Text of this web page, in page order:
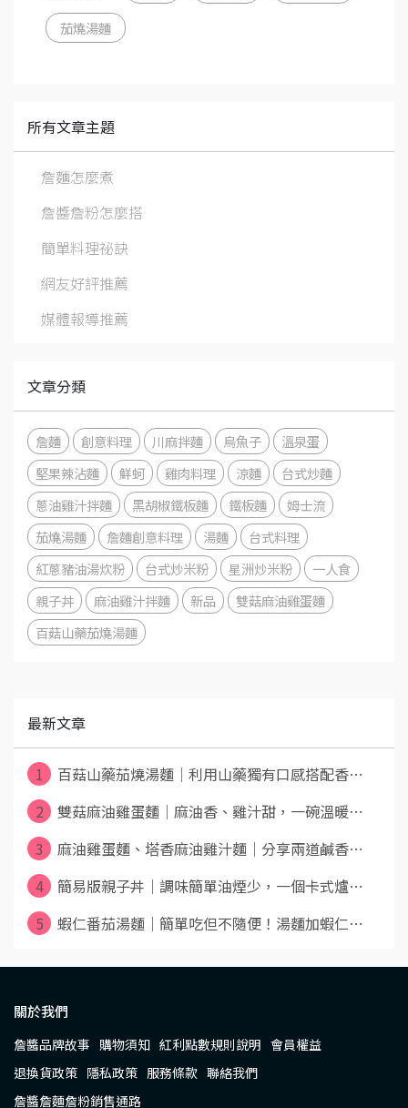
茄燒湯麵
所有文章主題
詹麵怎麼煮
詹醬詹粉怎麼搭
簡單料理祕訣
網友好評推薦
媒體報導推薦
文章分類
詹麵 創意料理 川麻拌麵 烏魚子
溫泉蛋
堅果辣沾麵
鮮蚵 雞肉料理 涼麵
台式炒麵
蔥油雞汁拌麵
黑胡椒鐵板麵 鐵板麵
姆士流
茄燒湯麵
詹麵創意料理 湯麵
台式料理
紅蔥豬油湯炊粉
台式炒米粉 星洲炒米粉
一人食
親子丼
麻油雞汁拌麵 新品
雙菇麻油雞蛋麵
百菇山藥茄燒湯麵
最新文章
1
百菇山藥茄燒湯麵｜利用山藥獨有口感搭配香⋯
2
雙菇麻油雞蛋麵｜麻油香、雞汁甜，一碗溫暖⋯
3
麻油雞蛋麵、塔香麻油雞汁麵｜分享兩道鹹香⋯
4
簡易版親子丼｜調味簡單油煙少，一個卡式爐⋯
5
蝦仁番茄湯麵｜簡單吃但不隨便！湯麵加蝦仁⋯
關於我們
詹醬品牌故事 購物須知 紅利點數規則說明 會員權益
退換貨政策 隱私政策 服務條款 聯絡我們
詹醬詹麵詹粉銷售通路